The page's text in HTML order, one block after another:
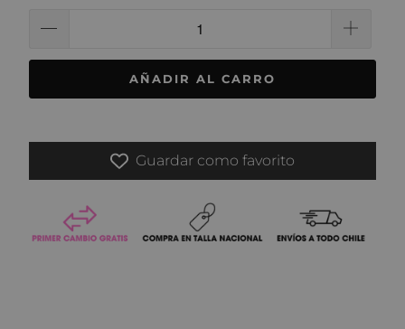
AÑADIR AL CARRO
Guardar como favorito